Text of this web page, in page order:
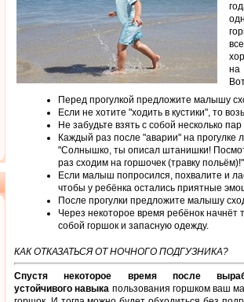
на
Перед прогулкой предложите малышу
Если не хотите "ходить в кустики", то
Не забудьте взять с собой несколько
Каждый раз после "аварии" на
"Солнышко, ты описал штанишки!
раз сходим на горшочек (травку
Если малыш попросился, похвалите и
чтобы у ребёнка остались приятные
После прогулки предложите малышу
Через некоторое время ребёнок начнёт
собой горшок и запасную одежду.
КАК ОТКАЗАТЬСЯ ОТ НОЧНОГО ПОДГУЗНИКА?
Спустя некоторое время после
устойчивого навыка пользования горшком ваш